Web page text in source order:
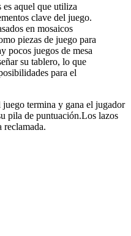
es aquel que utiliza
clave del juego.
​​en mosaicos
piezas de juego para
pocos juegos de mesa
su tablero, lo que
para el
termina y gana el jugador
pila de puntuación.Los lazos
reclamada.